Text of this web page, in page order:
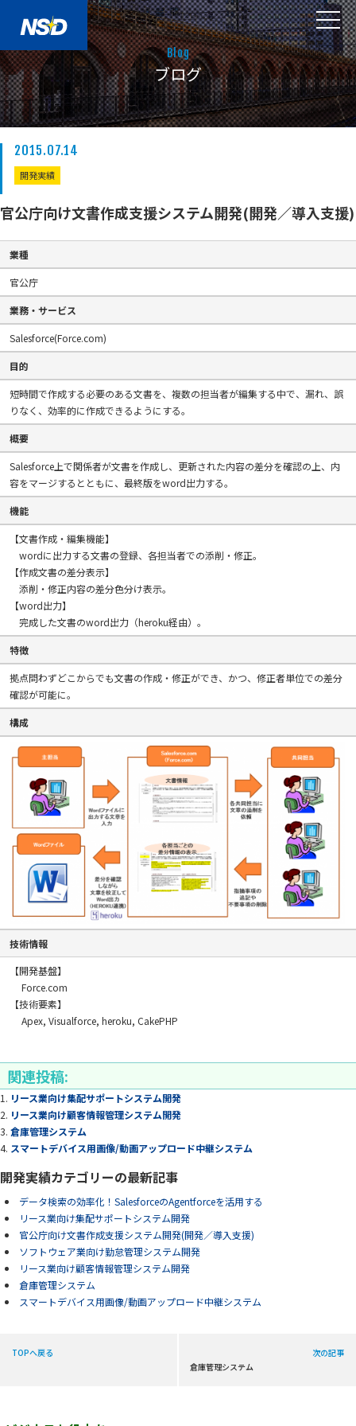
Blog
ブログ
2015.07.14
開発実績
官公庁向け文書作成支援システム開発(開発／導入支援)
業種
官公庁
業務・サービス
Salesforce(Force.com)
目的
短時間で作成する必要のある文書を、複数の担当者が編集する中で、漏れ、誤
りなく、効率的に作成できるようにする。
概要
Salesforce上で関係者が文書を作成し、更新された内容の差分を確認の上、内
容をマージするとともに、最終版をword出力する。
機能
【文書作成・編集機能】
wordに出力する文書の登録、各担当者での添削・修正。
【作成文書の差分表示】
添削・修正内容の差分色分け表示。
【word出力】
完成した文書のword出力（heroku経由）。
特徴
拠点問わずどこからでも文書の作成・修正ができ、かつ、修正者単位での差分
確認が可能に。
構成
技術情報
【開発基盤】
Force.com
【技術要素】
Apex, Visualforce, heroku, CakePHP
関連投稿:
リース業向け集配サポートシステム開発
リース業向け顧客情報管理システム開発
倉庫管理システム
スマートデバイス用画像/動画アップロード中継システム
開発実績カテゴリーの最新記事
データ検索の効率化！SalesforceのAgentforceを活用する
リース業向け集配サポートシステム開発
官公庁向け文書作成支援システム開発(開発／導入支援)
ソフトウェア業向け勤怠管理システム開発
リース業向け顧客情報管理システム開発
倉庫管理システム
スマートデバイス用画像/動画アップロード中継システム
TOPへ戻る
次の記事
倉庫管理システム